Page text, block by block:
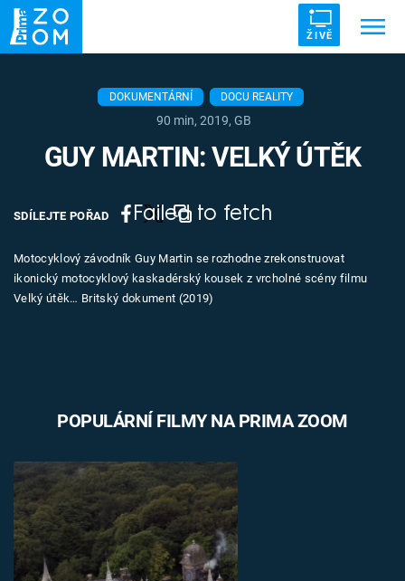
ŽIVĚ
ZRÁDCI UFO DRUHÁ SVĚTOVÁ VÁLKA
VETŘELCI DÁVNOVĚKU
Témata
Časopis
Sledujte prima+
Přihlášení
DOKUMENTÁRNÍ DOCU REALITY
90 min, 2019, GB
GUY MARTIN: VELKÝ ÚTĚK
Failed to fetch
SDÍLEJTE POŘAD
Motocyklový závodník Guy Martin se rozhodne zrekonstruovat
ikonický motocyklový kaskadérský kousek z vrcholné scény filmu
Velký útěk… Britský dokument (2019)
POPULÁRNÍ FILMY NA PRIMA ZOOM